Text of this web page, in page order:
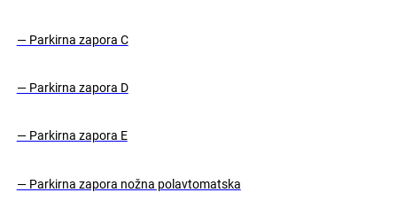
— Parkirna zapora C
— Parkirna zapora D
— Parkirna zapora E
— Parkirna zapora nožna polavtomatska